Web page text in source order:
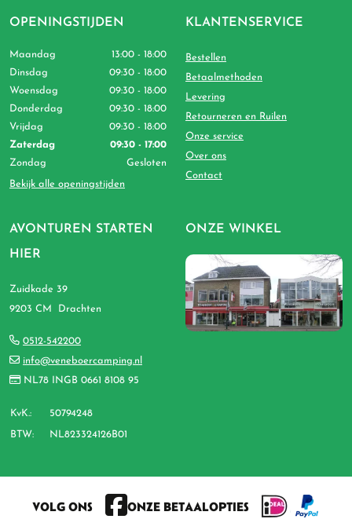
AVONTUREN STARTEN
HIER
Zuidkade 39
9203 CM Drachten
0512-542200
info@veneboercamping.nl
NL78 INGB 0661 8108 95
KvK.: 50794248
BTW: NL823324126B01
OPENINGSTIJDEN
Maandag
13:00 - 18:00
Dinsdag
09:30 - 18:00
Woensdag
09:30 - 18:00
Donderdag
09:30 - 18:00
Vrijdag
09:30 - 18:00
Zaterdag
09:30 - 17:00
Zondag
Gesloten
Bekijk alle openingstijden
KLANTENSERVICE
Bestellen
Betaalmethoden
Levering
Retourneren en Ruilen
Onze service
Over ons
Contact
ONZE WINKEL
VOLG ONS ONZE BETAALOPTIES